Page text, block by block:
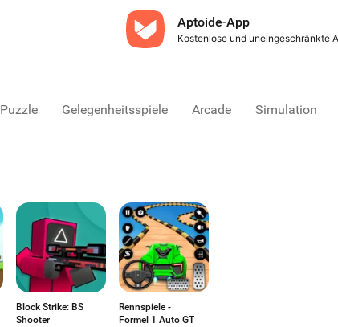
Aptoide-App
Kostenlose und uneingeschränkte
Puzzle Gelegenheitsspiele Arcade Simulation
Block Strike: BS
Shooter
Rennspiele -
Formel 1 Auto GT